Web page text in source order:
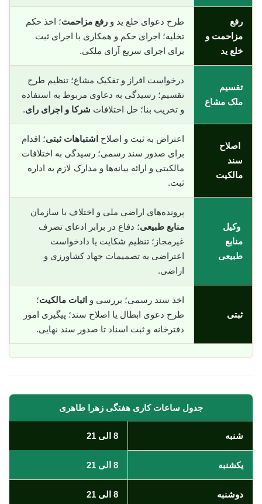
رفع
مزاحمت و
خلع ید
طرح دعوای خلع ید و رفع مزاحمت؛ اخذ حکم
تخلیه؛ اجرای حکم و همکاری با اجرای ثبت
برای اجرای سریع آرای ملکی.
تقسیم
ملک مشاع
درخواست افراز و تفکیک مشاع؛ تنظیم طرح
تقسیم؛ رسیدگی به دعاوی مربوط به استفاده
و تخریب بنا؛ حل اختلافات شرکا و اجرای رای.
اصلاح
سند
مالکیت
اعتراض به ثبت و اصلاح اشتباهات ثبتی؛ اقدام
برای صدور سند رسمی؛ رسیدگی به اختلافات
مالکیتی و ارائه بیانه‌ها و مدارک لازم به اداره
ثبت.
وکیل
منابع
طبیعی
پرونده‌های اراضی ملی و اختلاف با سازمان
منابع طبیعی؛ دفاع در برابر ادعای تصرف
غیرمجاز؛ تنظیم شکایت یا دادخواست
اعتراضی به تصمیمات جهاد کشاورزی و
اراضی.
ثبتی
اخذ سند رسمی؛ بررسی و اثبات مالکیت؛
طرح دعوی ابطال یا اصلاح سند؛ پیگیری امور
دفترخانه و ثبت اسناد تا صدور سند نهایی.
جدول ساعات کاری هفتگی زهرا طاهری
شنبه 8 الی 21
یکشنبه 8 الی 21
دوشنبه 8 الی 21